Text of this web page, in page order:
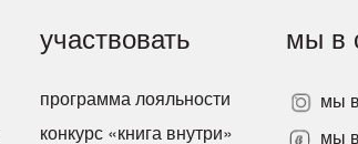
участвовать
программа лояльности
конкурс «книга внутри»
мы в
мы
мы